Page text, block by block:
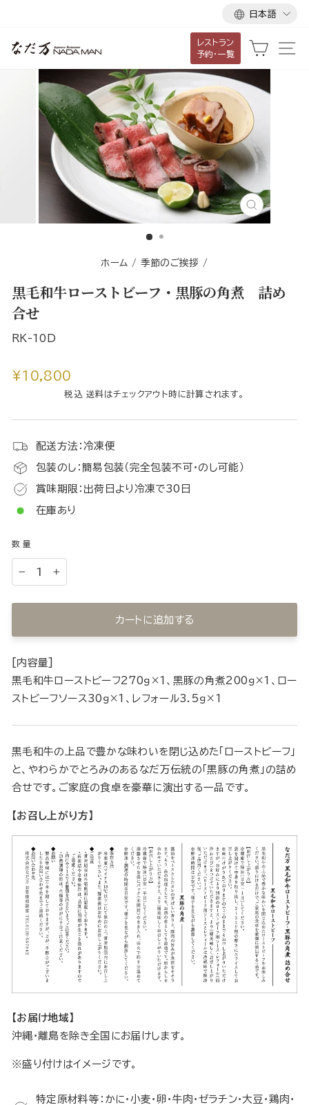
言
語
日本語
レストラン
予約・一覧
カート
閉
ホーム / 季節のご挨拶 /
黒毛和牛ローストビーフ・黒豚の角煮 詰め
合せ
RK-10D
通
¥10,800
税込 送料はチェックアウト時に計算されます。
配送方法：冷凍便
包装のし：簡易包装（完全包装不可・のし可能）
賞味期限：出荷日より冷凍で30日
在庫あり
数量
カートに追加する
[内容量]
黒毛和牛ローストビーフ270ｇ×1、黒豚の角煮200ｇ×1、ロー
ストビーフソース30ｇ×1、レフォール3.5ｇ×1
黒毛和牛の上品で豊かな味わいを閉じ込めた「ローストビーフ」
と、やわらかでとろみのあるなだ万伝統の「黒豚の角煮」の詰め
合せです。ご家庭の食卓を豪華に演出する一品です。
【お召し上がり方】
【お届け地域】
沖縄・離島を除き全国にお届けします。
※盛り付けはイメージです。
特定原材料等：かに・小麦・卵・牛肉・ゼラチン・大豆・鶏肉・